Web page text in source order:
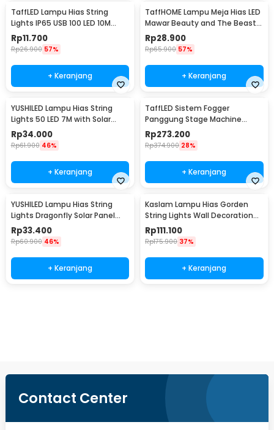
TaffLED Lampu Hias String
Lights IP65 USB 100 LED 10M
Warm White - TDC-01
Rp11.700
Rp26.900 57%
+ Keranjang
TaffHOME Lampu Meja Hias LED
Mawar Beauty and The Beast
Warm White - AC01
Rp28.900
Rp65.900 57%
+ Keranjang
YUSHILED Lampu Hias String
Lights 50 LED 7M with Solar
Panel - M072
Rp34.000
Rp61.900 46%
+ Keranjang
TaffLED Sistem Fogger
Panggung Stage Machine
Ejector with RGB LED - KY-
LED500
Rp273.200
Rp374.900 28%
+ Keranjang
YUSHILED Lampu Hias String
Lights Dragonfly Solar Panel
IP65 8 Modes 20 LED - M088
Rp33.400
Rp60.900 46%
+ Keranjang
Kaslam Lampu Hias Gorden
String Lights Wall Decoration
18W 3x3M 320 LED - S-32
Rp111.100
Rp175.900 37%
+ Keranjang
Contact Center